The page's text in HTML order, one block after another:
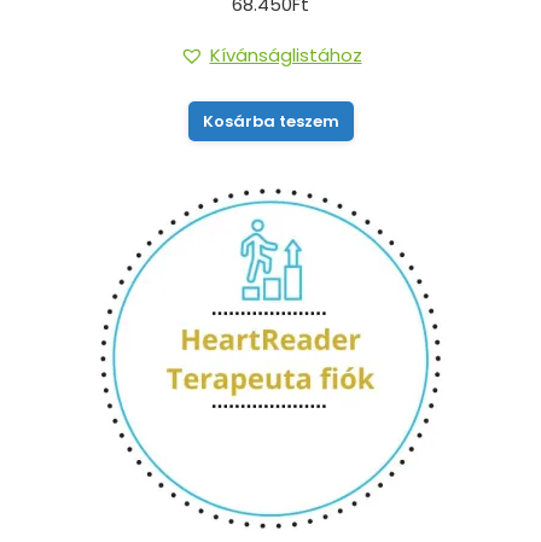
Kívánságlistához
Kosárba teszem